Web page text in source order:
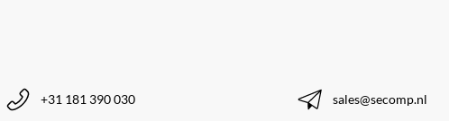
+31 181 390 030 sales@secomp.nl